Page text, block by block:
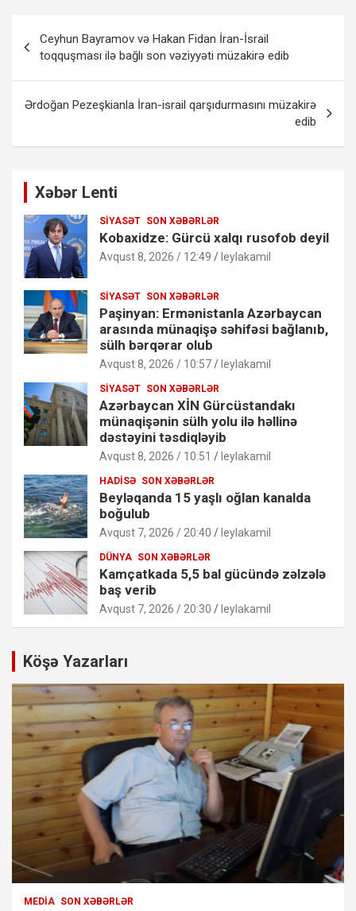
naviqasiyası
Ceyhun Bayramov və Hakan Fidan İran-İsrail
toqquşması ilə bağlı son vəziyyəti müzakirə edib
Ərdoğan Pezeşkianla İran-israil qarşıdurmasını müzakirə
edib
Xəbər Lenti
SIYASƏT SON XƏBƏRLƏR
Kobaxidze: Gürcü xalqı rusofob deyil
Avqust 8, 2026 / 12:49 leylakamil
SIYASƏT SON XƏBƏRLƏR
Paşinyan: Ermənistanla Azərbaycan
arasında münaqişə səhifəsi bağlanıb,
sülh bərqərar olub
Avqust 8, 2026 / 10:57 leylakamil
SIYASƏT SON XƏBƏRLƏR
Azərbaycan XİN Gürcüstandakı
münaqişənin sülh yolu ilə həllinə
dəstəyini təsdiqləyib
Avqust 8, 2026 / 10:51 leylakamil
HADISƏ SON XƏBƏRLƏR
Beyləqanda 15 yaşlı oğlan kanalda
boğulub
Avqust 7, 2026 / 20:40 leylakamil
DÜNYA SON XƏBƏRLƏR
Kamçatkada 5,5 bal gücündə zəlzələ
baş verib
Avqust 7, 2026 / 20:30 leylakamil
Köşə Yazarları
MEDIA SON XƏBƏRLƏR